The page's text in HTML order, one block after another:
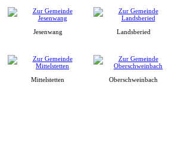
Jesenwang Landsberied
Mittelstetten Oberschweinbach